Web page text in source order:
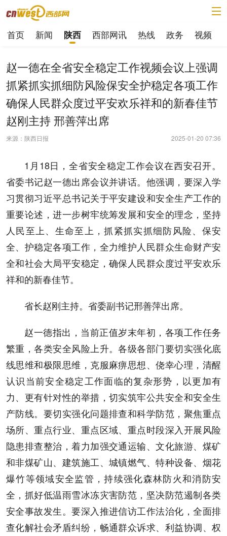
首页 新闻 陕西 西部网讯 热线 政务 视频
赵一德在全省安全稳定工作视频会议上强调
抓紧抓实抓细防风险保安全护稳定各项工作
确保人民群众度过平安欢乐祥和的新春佳节
赵刚主持 邢善萍出席
来源：陕西日报 2025-01-20 07:36
1月18日，全省安全稳定工作会议在西安召开。
省委书记赵一德出席会议并讲话。他强调，要深入学
习贯彻习近平总书记关于平安建设和安全生产工作的
重要论述，进一步树牢统筹发展和安全的理念，坚持
人民至上、生命至上，抓紧抓实抓细防风险、保安
全、护稳定各项工作，全力维护人民群众生命财产安
全和社会大局平安稳定，确保人民群众度过平安欢乐
祥和的新春佳节。
省长赵刚主持。省委副书记邢善萍出席。
赵一德指出，当前正值岁末年初，各项工作任务
繁重，各类安全风险上升。各级各部门要切实强化底
线思维和极限思维，克服麻痹思想、侥幸心理，清醒
认识当前安全稳定工作面临的复杂形势，以更加有
力、更有针对性的举措，切实筑牢公共安全和安全生
产防线。要切实强化问题排查和科学防范，聚焦重点
场所、重点行业、重点区域、重点时段深入开展风险
隐患排查整治，着力加强交通运输、文化旅游、煤矿
和非煤矿山、建筑施工、城镇燃气、特种设备、烟花
爆竹等领域安全监管，持续强化森林防火和消防安
全，抓好低温雨雪冰冻灾害防范，坚决防范遏制各类
安全事故发生。要深入推进信访工作法治化，全面排
查化解社会矛盾纠纷，畅通群众诉求、利益协调、权